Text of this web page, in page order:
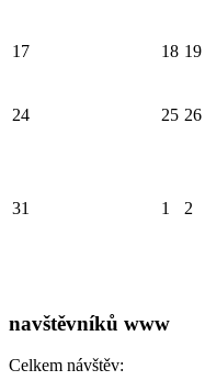
17 18 19
24 25 26
31 1 2
navštěvníků www
Celkem návštěv: